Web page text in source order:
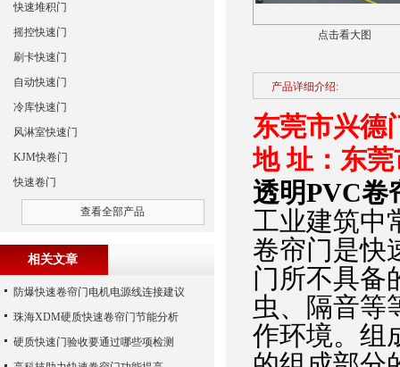
点击看大图
产品详细介绍:
东莞市兴德
地 址：东
透明PVC卷
工业建筑中
卷帘门是快
门所不具备
虫、隔音等
作环境。组
快速堆积门
摇控快速门
刷卡快速门
自动快速门
冷库快速门
风淋室快速门
KJM快卷门
快速卷门
查看全部产品
相关文章
防爆快速卷帘门电机电源线连接建议
珠海XDM硬质快速卷帘门节能分析
硬质快速门验收要通过哪些项检测